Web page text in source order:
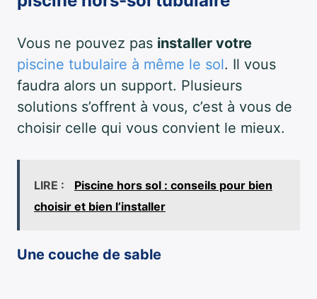
Vous ne pouvez pas installer votre
piscine tubulaire à même le sol. Il vous
faudra alors un support. Plusieurs
solutions s’offrent à vous, c’est à vous de
choisir celle qui vous convient le mieux.
LIRE :
Piscine hors sol : conseils pour bien
choisir et bien l’installer
Une couche de sable